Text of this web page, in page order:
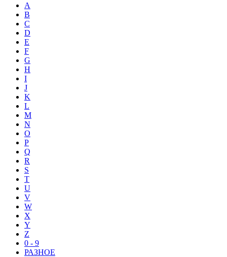
A
B
C
D
E
F
G
H
I
J
K
L
M
N
O
P
Q
R
S
T
U
V
W
X
Y
Z
0 - 9
РАЗНОЕ